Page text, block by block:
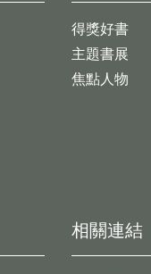
得獎好書
主題書展
焦點人物
相關連結